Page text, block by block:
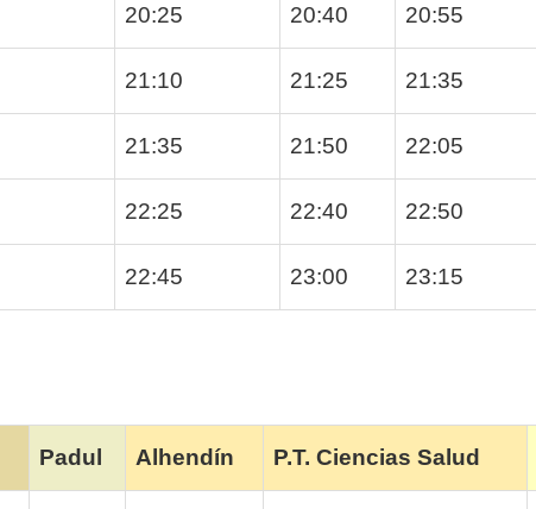
20:25 20:40 20:55
21:10 21:25 21:35
21:35 21:50 22:05
22:25 22:40 22:50
22:45 23:00 23:15
Padul Alhendín P.T. Ciencias Salud